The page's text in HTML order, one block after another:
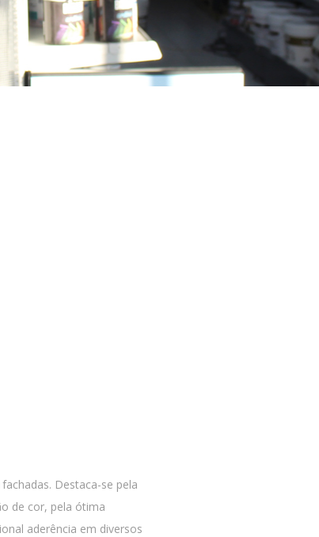
Destaca-se pela
de cor, pela ótima
aderência em diversos